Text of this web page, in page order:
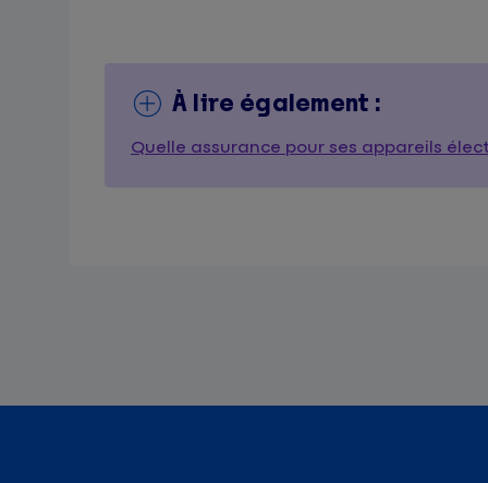
À lire également :
Quelle assurance pour ses appareils